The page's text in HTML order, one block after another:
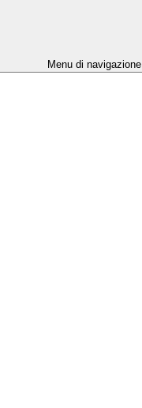
Menu di navigazione